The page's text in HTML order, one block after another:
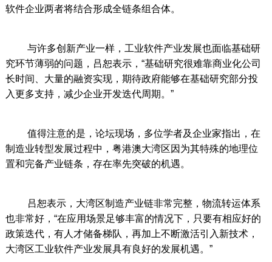
软件企业两者将结合形成全链条组合体。
与许多创新产业一样，工业软件产业发展也面临基础研
究环节薄弱的问题，吕恕表示，“基础研究很难靠商业化公司
长时间、大量的融资实现，期待政府能够在基础研究部分投
入更多支持，减少企业开发迭代周期。”
值得注意的是，论坛现场，多位学者及企业家指出，在
制造业转型发展过程中，粤港澳大湾区因为其特殊的地理位
置和完备产业链条，存在率先突破的机遇。
吕恕表示，大湾区制造产业链非常完整，物流转运体系
也非常好，“在应用场景足够丰富的情况下，只要有相应好的
政策迭代，有人才储备梯队，再加上不断激活引入新技术，
大湾区工业软件产业发展具有良好的发展机遇。”